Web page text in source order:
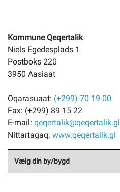
Kommune Qeqertalik
Niels Egedesplads 1
Postboks 220
3950 Aasiaat
Oqarasuaat: (+299) 70 19 00
Fax: (+299) 89 15 22
E-mail: qeqertalik@qeqertalik.gl
Nittartagaq: www.qeqertalik.gl